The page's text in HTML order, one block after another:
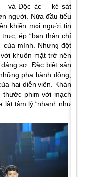
và Độc ác – kẻ sát
người. Nửa đầu tiểu
khiến mọi người tin
ép “bạn thân chí
của mình. Nhưng đột
khuôn mặt trở nên
đáng sợ. Đặc biệt sân
pha hành động,
hai diễn viên. Khán
thước phim với mạch
lật tâm lý “nhanh như